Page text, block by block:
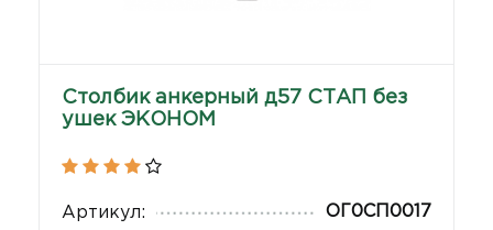
Столбик анкерный д57 СТАП без
ушек ЭКОНОМ
Артикул: ОГ0СП0017